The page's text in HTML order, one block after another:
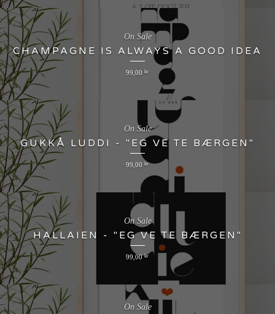
CHAMPAGNE IS ALWAYS A GOOD IDEA
99,00 kr
On Sale
GUKKÅ LUDDI - "EG VE TE BÆRGEN"
99,00 kr
On Sale
HALLAIEN - "EG VE TE BÆRGEN"
99,00kr
On Sale
On Sale